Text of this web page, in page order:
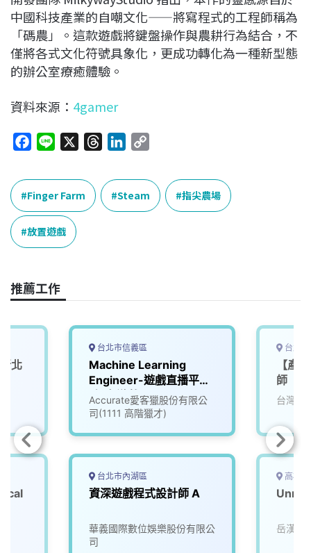
中國科技產業的自嘲文化——將寫程式的工程師稱為
「碼農」。這款遊戲將鍵盤操作與農耕行為結合，不
僅將各式文化符號具象化，更成功轉化為一種新型態
的辦公室療癒體驗。
資料來源： 4gamer
c
e
b
o
o
n
e
e
a
n
k
e
p
L
Finger Farm Steam 指尖農場
放置遊戲
推薦工作
北
台北市信義區
Machine Learning
Engineer-遊戲直播平台
_知名遊戲公司
(3005837)
Accurate愛客獵股份有限公
司(1111 高階獵才)
台北市內湖區
資深遊戲程式設計師 A
華義國際數位娛樂股份有限公
司
台北
【產
師
台灣知
高雄
岳漢網